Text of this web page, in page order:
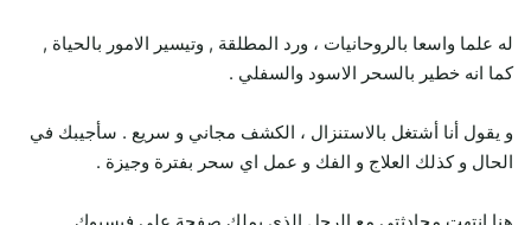
له علما واسعا بالروحانيات ، ورد المطلقة , وتيسير الامور بالحياة ,
كما انه خطير بالسحر الاسود والسفلي .
و يقول أنا أشتغل بالاستنزال ، الكشف مجاني و سريع . سأجيبك في
الحال و كذلك العلاج و الفك و عمل اي سحر بفترة وجيزة .
هنا انتهت محادثتي مع الرجل الذي يملك صفحة على فيسبوك